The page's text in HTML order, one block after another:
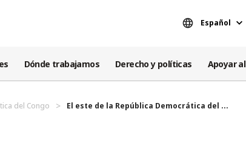
Español
Dónde trabajamos Derecho y políticas Apoyar al
del Congo El este de la República Democrática del ...